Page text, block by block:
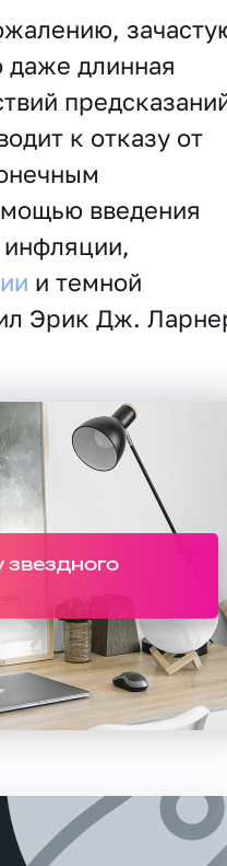
даже длинная
к отказу от
введения
и темной
Эрик Дж.
звездного